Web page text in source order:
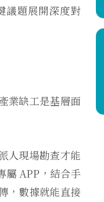
議題展開深度對
業缺工是基層面
人現場勘查才能
屬 APP，結合手
，數據就能直接